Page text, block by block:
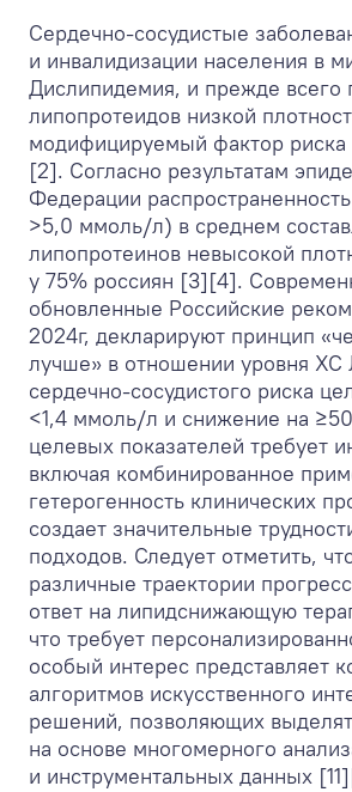
Сердечно-сосудистые
и инвалидизации населения в
Дислипидемия, и прежде
липопротеидов низкой
модифицируемый фактор риска
[2]. Согласно результатам
Федерации
>5,0 ммоль/л) в среднем
липопротеинов невысокой
у 75% россиян [3][4].
обновленные Российские
2024г, декларируют принцип
лучше» в отношении уровня
сердечно-сосудистого риска
<1,4 ммоль/л и снижение на
целевых показателей требует
включая комбинированное
гетерогенность клинических
создает значительные
подходов. Следует отметить,
различные траектории
ответ на липидснижающую
что требует
особый интерес представляет
алгоритмов искусственного
решений, позволяющих
на основе многомерного
и инструментальных данных